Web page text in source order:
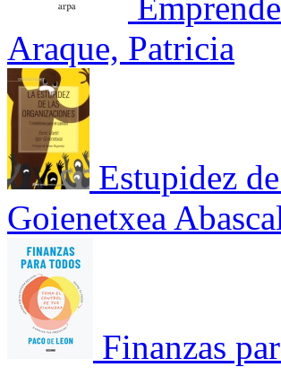
Araque, Patricia
Estupidez
Goienetxea
Finanzas